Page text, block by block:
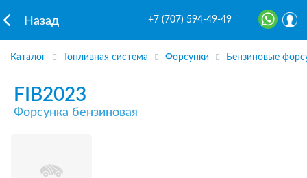
Назад +7 (707) 594-49-49
Каталог Топливная система Форсунки Бензиновые
FIB2023
Форсунка бензиновая